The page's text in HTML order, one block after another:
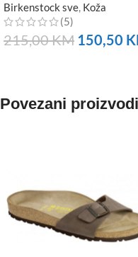
Birkenstock sve, Koža
(5)
215,00KM 150,50
Povezani proizvodi